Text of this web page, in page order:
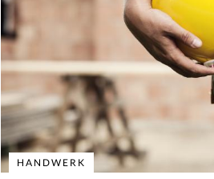
HANDWERK